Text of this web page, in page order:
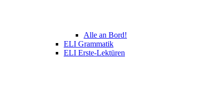
Alle an Bord!
ELI Grammatik
ELI Erste-Lektüren